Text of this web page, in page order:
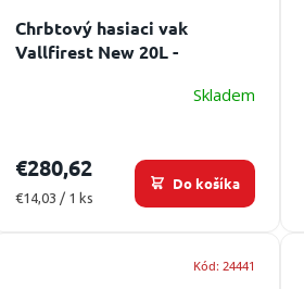
Chrbtový hasiaci vak
Vallfirest New 20L -
Skladem
€280,62
Jednotková
€14,03 / 1 ks
Do košíka
Kód:24441